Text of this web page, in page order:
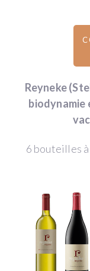
Reyneke
biodynamie
6 bouteilles